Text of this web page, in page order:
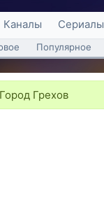
Каналы Сериалы
Популярное
Грехов